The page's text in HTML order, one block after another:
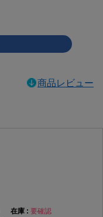
商品レビュー
要確認